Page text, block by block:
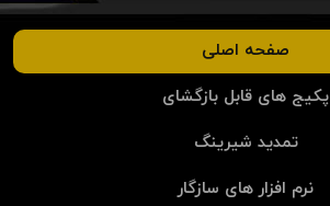
صفحه اصلی
پکیج های قابل بازگشای
تمدید شیرینگ
نرم افزار های سازگار